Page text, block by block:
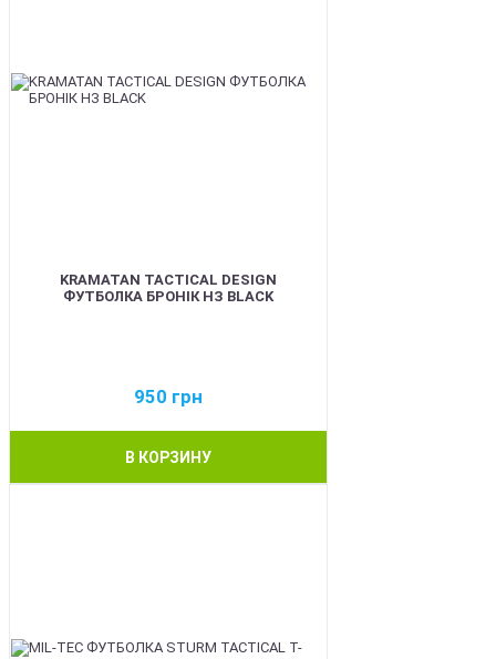
KRAMATAN TACTICAL DESIGN
ФУТБОЛКА БРОНІК НЗ BLACK
950 грн
В КОРЗИНУ